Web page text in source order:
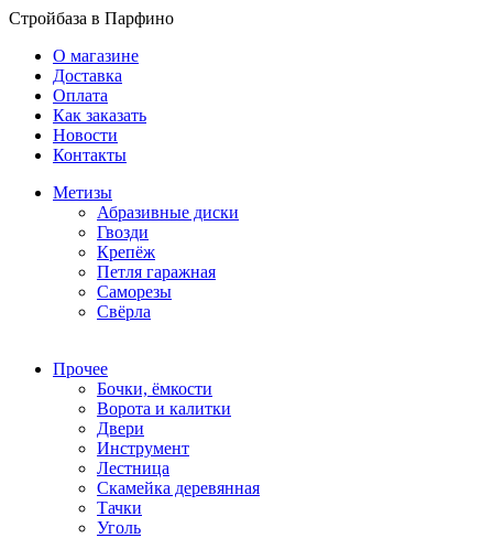
Стройбаза в Парфино
О магазине
Доставка
Оплата
Как заказать
Новости
Контакты
Метизы
Абразивные диски
Гвозди
Крепёж
Петля гаражная
Саморезы
Свёрла
Прочее
Бочки, ёмкости
Ворота и калитки
Двери
Инструмент
Лестница
Скамейка деревянная
Тачки
Уголь